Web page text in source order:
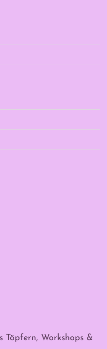
Töpfern, Workshops &